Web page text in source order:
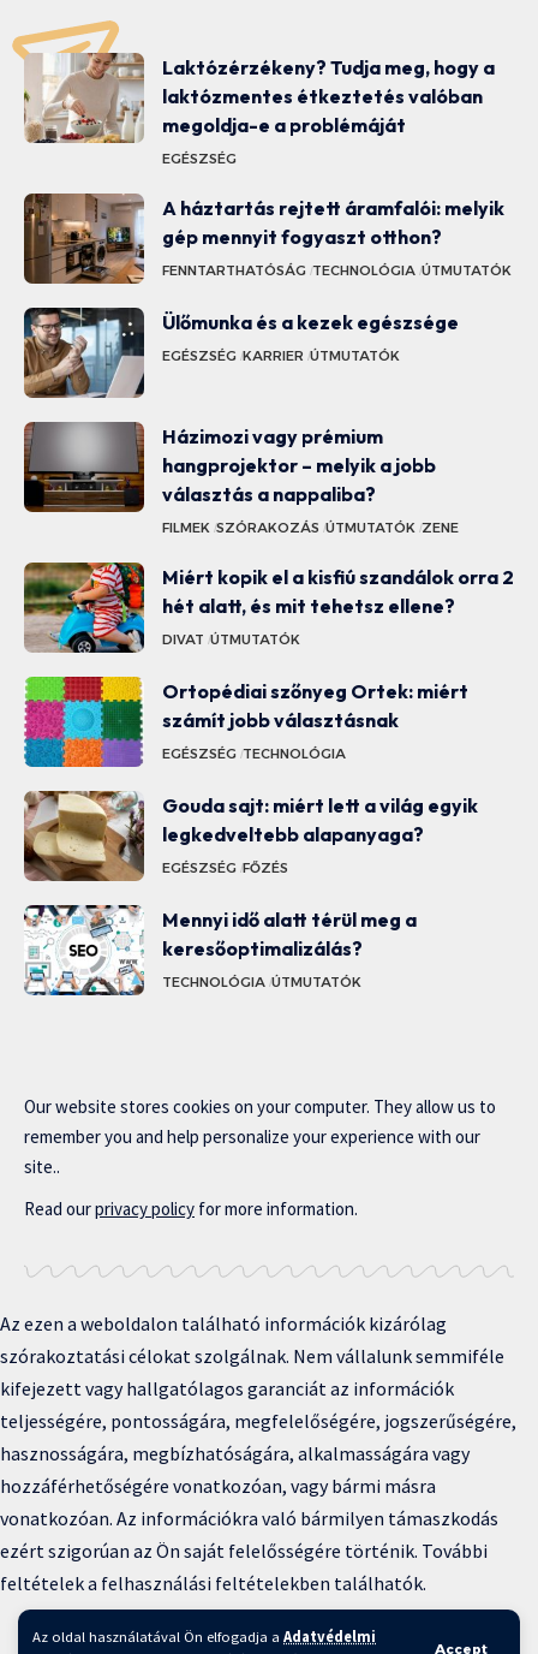
Az oldal használatával Ön elfogadja a Adatvédelmi
Accept
Laktózérzékeny? Tudja meg, hogy a
laktózmentes étkeztetés valóban
megoldja-e a problémáját
EGÉSZSÉG
A háztartás rejtett áramfalói: melyik
gép mennyit fogyaszt otthon?
FENNTARTHATÓSÁG TECHNOLÓGIA ÚTMUTATÓK
Ülőmunka és a kezek egészsége
EGÉSZSÉG KARRIER ÚTMUTATÓK
Házimozi vagy prémium
hangprojektor – melyik a jobb
választás a nappaliba?
FILMEK SZÓRAKOZÁS ÚTMUTATÓK ZENE
Miért kopik el a kisfiú szandálok orra 2
hét alatt, és mit tehetsz ellene?
DIVAT ÚTMUTATÓK
Ortopédiai szőnyeg Ortek: miért
számít jobb választásnak
EGÉSZSÉG TECHNOLÓGIA
Gouda sajt: miért lett a világ egyik
legkedveltebb alapanyaga?
EGÉSZSÉG FŐZÉS
Mennyi idő alatt térül meg a
keresőoptimalizálás?
TECHNOLÓGIA ÚTMUTATÓK
Our website stores cookies on your computer. They allow us to
remember you and help personalize your experience with our
site..
Read ourprivacy policy for more information.
Az ezen a weboldalon található információk kizárólag
szórakoztatási célokat szolgálnak. Nem vállalunk semmiféle
kifejezett vagy hallgatólagos garanciát az információk
teljességére, pontosságára, megfelelőségére, jogszerűségére,
hasznosságára, megbízhatóságára, alkalmasságára vagy
hozzáférhetőségére vonatkozóan, vagy bármi másra
vonatkozóan. Az információkra való bármilyen támaszkodás
ezért szigorúan az Ön saját felelősségére történik. További
feltételek a felhasználási feltételekben találhatók.
Copyright © 2025 BFKH.hu